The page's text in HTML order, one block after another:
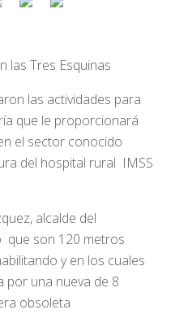
las Tres Esquinas
las actividades para
que le proporcionará
el sector conocido
del hospital rural IMSS
alcalde del
que son 120 metros
y en los cuales
por una nueva de 8
obsoleta